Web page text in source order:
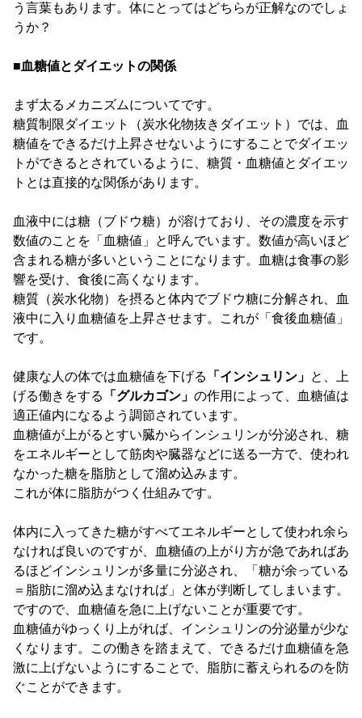
う言葉もあります。体にとってはどちらが正解なのでしょ
うか？
■血糖値とダイエットの関係
まず太るメカニズムについてです。
糖質制限ダイエット（炭水化物抜きダイエット）では、血
糖値をできるだけ上昇させないようにすることでダイエッ
トができるとされているように、糖質・血糖値とダイエッ
トとは直接的な関係があります。
血液中には糖（ブドウ糖）が溶けており、その濃度を示す
数値のことを「血糖値」と呼んでいます。数値が高いほど
含まれる糖が多いということになります。血糖は食事の影
響を受け、食後に高くなります。
糖質（炭水化物）を摂ると体内でブドウ糖に分解され、血
液中に入り血糖値を上昇させます。これが「食後血糖値」
です。
健康な人の体では血糖値を下げる 「インシュリン」 と、上
げる働きをする
「グルカゴン」 の作用によって、血糖値は
適正値内になるよう調節されています。
血糖値が上がるとすい臓からインシュリンが分泌され、糖
をエネルギーとして筋肉や臓器などに送る一方で、使われ
なかった糖を脂肪として溜め込みます。
これが体に脂肪がつく仕組みです。
体内に入ってきた糖がすべてエネルギーとして使われ余ら
なければ良いのですが、血糖値の上がり方が急であればあ
るほどインシュリンが多量に分泌され、「糖が余っている
＝脂肪に溜め込まなければ」と体が判断してしまいます。
ですので、血糖値を急に上げないことが重要です。
血糖値がゆっくり上がれば、インシュリンの分泌量が少な
くなります。この働きを踏まえて、できるだけ血糖値を急
激に上げないようにすることで、脂肪に蓄えられるのを防
ぐことができます。